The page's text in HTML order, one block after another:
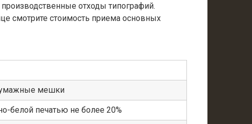
отходы типографий.
смотрите стоимость приема основных
мешки
белой печатью не более 20%